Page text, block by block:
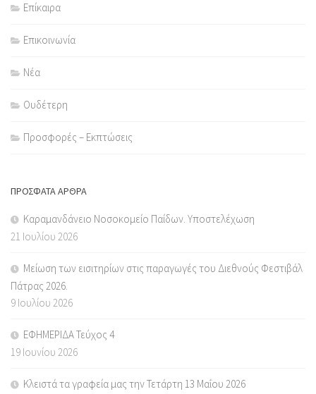
Επίκαιρα
Επικοινωνία
Νέα
Ουδέτερη
Προσφορές – Εκπτώσεις
ΠΡΌΣΦΑΤΑ ΆΡΘΡΑ
Καραμανδάνειο Νοσοκομείο Παίδων. Υποστελέχωση
21 Ιουλίου 2026
Μείωση των εισιτηρίων στις παραγωγές του Διεθνούς Φεστιβάλ
Πάτρας 2026.
9 Ιουλίου 2026
ΕΦΗΜΕΡΙΔΑ Τεύχος 4
19 Ιουνίου 2026
Κλειστά τα γραφεία μας την Τετάρτη 13 Μαΐου 2026